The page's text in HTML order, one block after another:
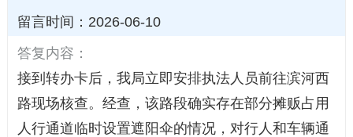
留言时间：2026-06-10
答复内容：
接到转办卡后，我局立即安排执法人员前往滨河西
路现场核查。经查，该路段确实存在部分摊贩占用
人行通道临时设置遮阳伞的情况，对行人和车辆通